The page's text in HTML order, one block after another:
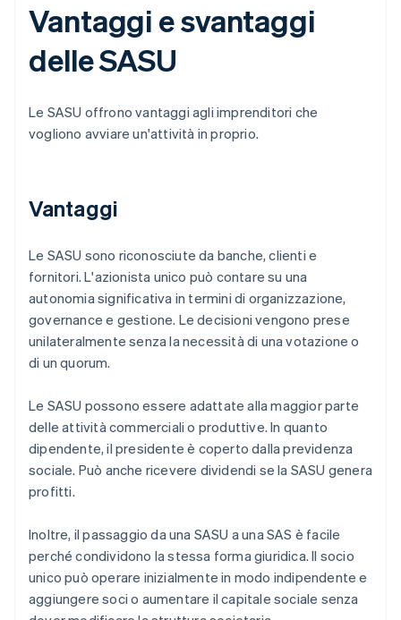
Vantaggi e svantaggi
delle SASU
Le SASU offrono vantaggi agli imprenditori che
vogliono avviare un'attività in proprio.
Vantaggi
Le SASU sono riconosciute da banche, clienti e
fornitori. L'azionista unico può contare su una
autonomia significativa in termini di organizzazione,
governance e gestione. Le decisioni vengono prese
unilateralmente senza la necessità di una votazione o
di un quorum.
Le SASU possono essere adattate alla maggior parte
delle attività commerciali o produttive. In quanto
dipendente, il presidente è coperto dalla previdenza
sociale. Può anche ricevere dividendi se la SASU genera
profitti.
Inoltre, il passaggio da una SASU a una SAS è facile
perché condividono la stessa forma giuridica. Il socio
unico può operare inizialmente in modo indipendente e
aggiungere soci o aumentare il capitale sociale senza